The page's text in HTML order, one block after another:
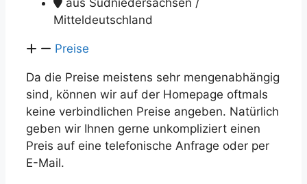
aus Südniedersachsen /
Mitteldeutschland
Preise
Da die Preise meistens sehr mengenabhängig
sind, können wir auf der Homepage oftmals
keine verbindlichen Preise angeben. Natürlich
geben wir Ihnen gerne unkompliziert einen
Preis auf eine telefonische Anfrage oder per
E-Mail.